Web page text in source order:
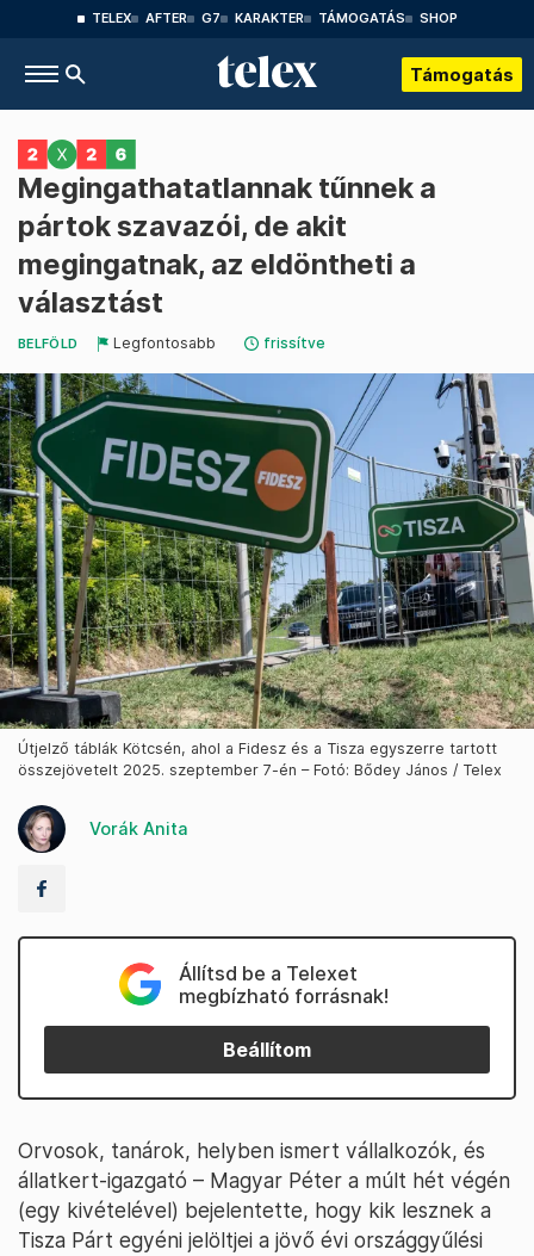
TELEX AFTER G7 KARAKTER TÁMOGATÁS SHOP
Támogatás
Megingathatatlannak tűnnek a
pártok szavazói, de akit
megingatnak, az eldöntheti a
választást
BELFÖLD Legfontosabb frissítve
Útjelző táblák Kötcsén, ahol a Fidesz és a Tisza egyszerre tartott
összejövetelt 2025. szeptember 7-én – Fotó: Bődey János / Telex
Vorák Anita
Állítsd be a Telexet
megbízható forrásnak!
Beállítom
Orvosok, tanárok, helyben ismert vállalkozók, és
állatkert-igazgató – Magyar Péter a múlt hét végén
(egy kivételével) bejelentette, hogy kik lesznek a
Tisza Párt egyéni jelöltjei a jövő évi országgyűlési